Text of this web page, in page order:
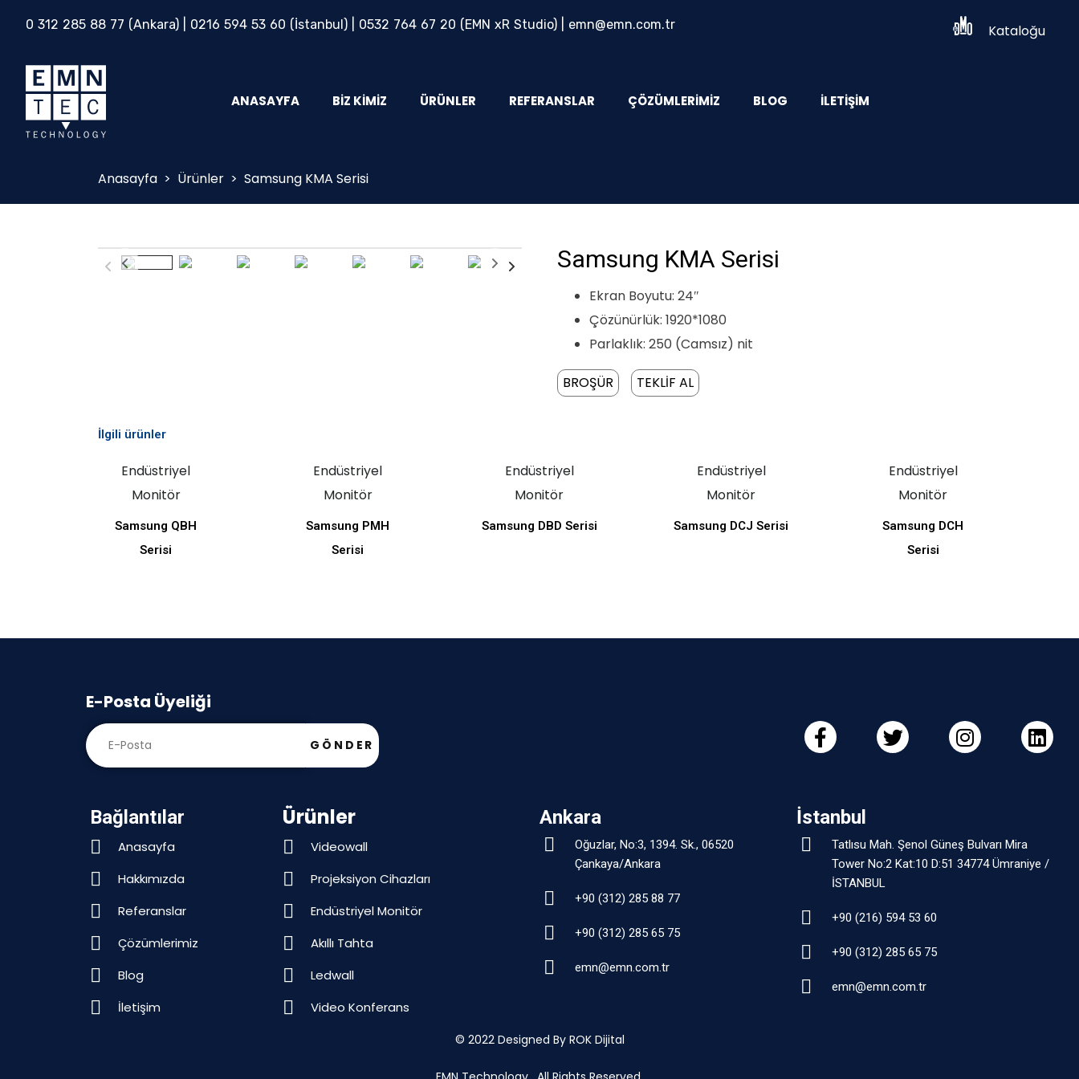
0 312 285 88 77 (Ankara) | 0216 594 53 60 (İstanbul) | 0532 764 67 20 (EMN xR Studio) | emn@emn.com.tr Kataloğu
ANASAYFA BIZ KIMIZ ÜRÜNLER REFERANSLAR ÇÖZÜMLERIMIZ BLOG İLETIŞIM
Anasayfa > Ürünler > Samsung KMA Serisi
Samsung KMA Serisi
Ekran Boyutu: 24″
Çözünürlük: 1920*1080
Parlaklık: 250 (Camsız) nit
BROŞÜR TEKLİF AL
İlgili ürünler
Endüstriyel
Monitör
Samsung QBH
Serisi
Endüstriyel
Monitör
Samsung PMH
Serisi
Endüstriyel
Monitör
Samsung DBD Serisi
Endüstriyel
Monitör
Samsung DCJ Serisi
Endüstriyel
Monitör
Samsung DCH
Serisi
E-Posta Üyeliği
GÖNDER
Bağlantılar
Anasayfa
Hakkımızda
Referanslar
Çözümlerimiz
Blog
İletişim
Ürünler
Videowall
Projeksiyon Cihazları
Endüstriyel Monitör
Akıllı Tahta
Ledwall
Video Konferans
Ankara
Oğuzlar, No:3, 1394. Sk., 06520
Çankaya/Ankara
+90 (312) 285 88 77
+90 (312) 285 65 75
emn@emn.com.tr
İstanbul
Tatlısu Mah. Şenol Güneş Bulvarı Mira
Tower No:2 Kat:10 D:51 34774 Ümraniye /
İSTANBUL
+90 (216) 594 53 60
+90 (312) 285 65 75
emn@emn.com.tr
© 2022 Designed By ROK Dijital